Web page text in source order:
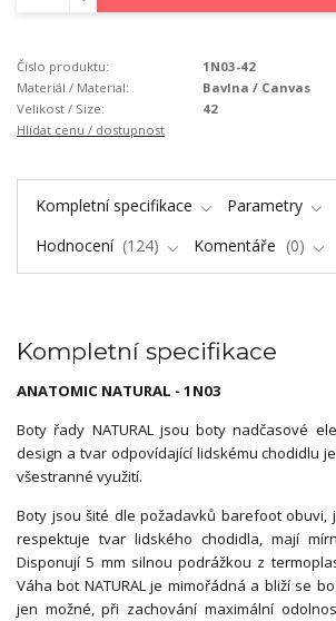
Číslo produktu:
1N03-42
Materiál / Material:
Bavlna / Canvas
Velikost / Size:
42
Hlídat cenu / dostupnost
Kompletní specifikace
Parametry
Hodnocení
124 Komentáře 0
Kompletní specifikace
ANATOMIC NATURAL - 1N03
Boty řady NATURAL jsou boty nadčasové
design a tvar odpovídající lidskému chodidlu
všestranné využití.
Boty jsou šité dle požadavků barefoot obuvi,
respektuje tvar lidského chodidla, mají
Disponují 5 mm silnou podrážkou z
Váha bot NATURAL je mimořádná a bliží se
jen možné, při zachování maximální